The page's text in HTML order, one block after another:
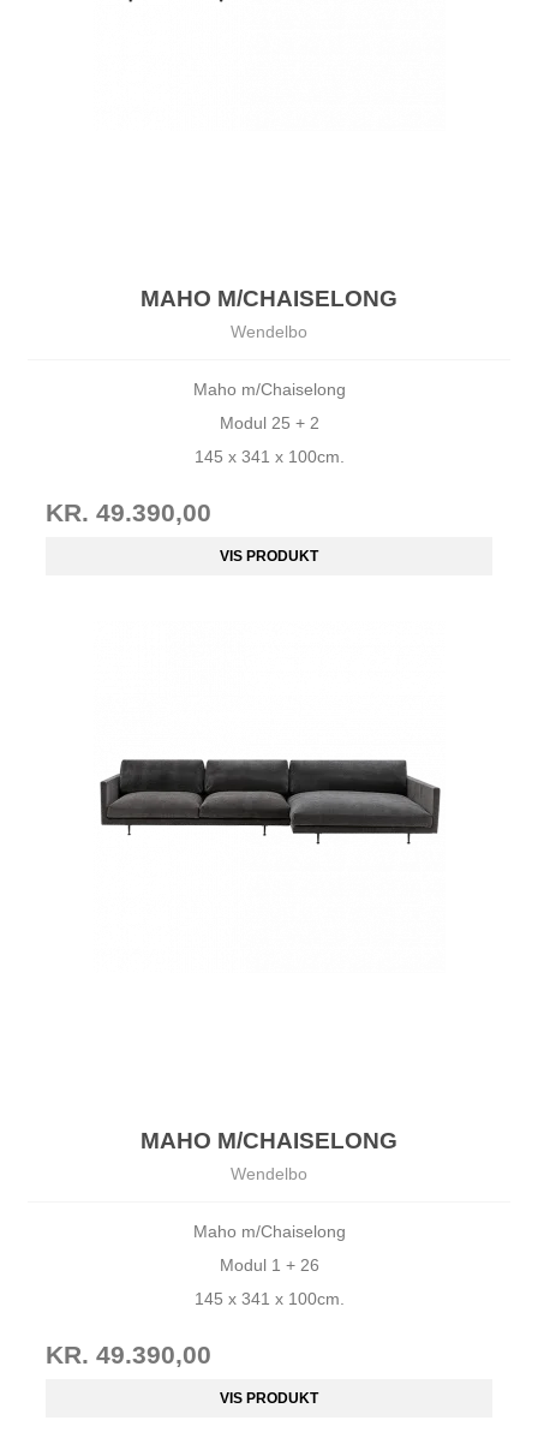
MAHO M/CHAISELONG
Wendelbo
Maho m/Chaiselong
Modul 25 + 2
145 x 341 x 100cm.
KR. 49.390,00
VIS PRODUKT
MAHO M/CHAISELONG
Wendelbo
Maho m/Chaiselong
Modul 1 + 26
145 x 341 x 100cm.
KR. 49.390,00
VIS PRODUKT